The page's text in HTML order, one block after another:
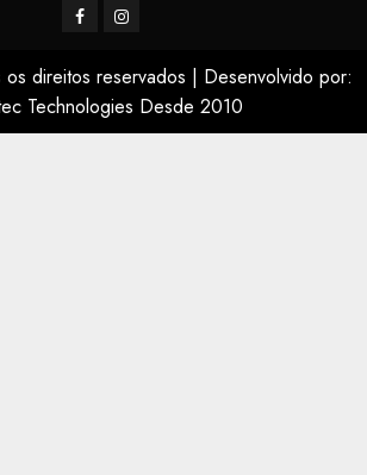
FacerbookInstagram
direitos reservados | Desenvolvido por:
Technologies Desde 2010